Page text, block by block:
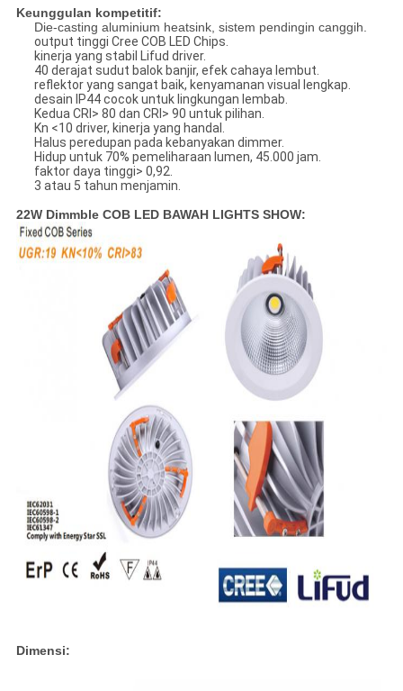
Keunggulan kompetitif:
Die-casting aluminium heatsink, sistem pendingin canggih.
output tinggi Cree COB LED Chips.
kinerja yang stabil Lifud driver.
40 derajat sudut balok banjir, efek cahaya lembut.
reflektor yang sangat baik, kenyamanan visual lengkap.
desain IP44 cocok untuk lingkungan lembab.
Kedua CRI> 80 dan CRI> 90 untuk pilihan.
Kn <10 driver, kinerja yang handal.
Halus peredupan pada kebanyakan dimmer.
Hidup untuk 70% pemeliharaan lumen, 45.000 jam.
faktor daya tinggi> 0,92.
3 atau 5 tahun menjamin.
22W Dimmble COB LED BAWAH LIGHTS SHOW:
Dimensi: